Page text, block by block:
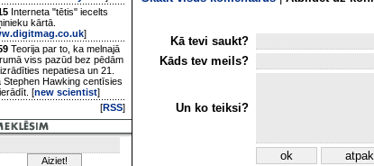
Interneta "tētis" iecelts
kārtā.
]
Teorija par to, ka melnajā
viss pazūd bez pēdām
nepatiesa un 21.
Stephen Hawking centīsies
[new scientist]
[RSS]
Kā tevi saukt?
Kāds tev meils?
Un ko teiksi?